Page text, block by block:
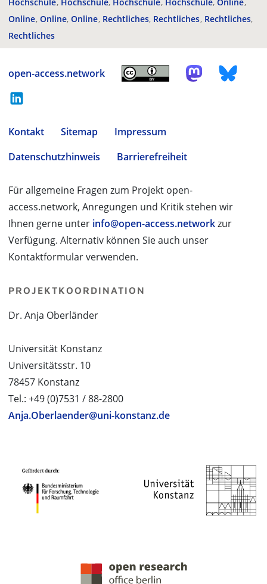
Online Online Online Rechtliches Rechtliches Rechtliches
Rechtliches
open-access.network
Kontakt Sitemap
Impressum
Datenschutzhinweis
Barrierefreiheit
Für allgemeine Fragen zum Projekt open-
access.network, Anregungen und Kritik stehen wir
Ihnen gerne unter info@open-access.networkzur
Verfügung. Alternativ können Sie auch unser
Kontaktformular verwenden.
PROJEKTKOORDINATION
Dr. Anja Oberländer
Universität Konstanz
Universitätsstr. 10
78457 Konstanz
Tel.: +49 (0)7531 / 88-2800
Anja.Oberlaender@uni-konstanz.de